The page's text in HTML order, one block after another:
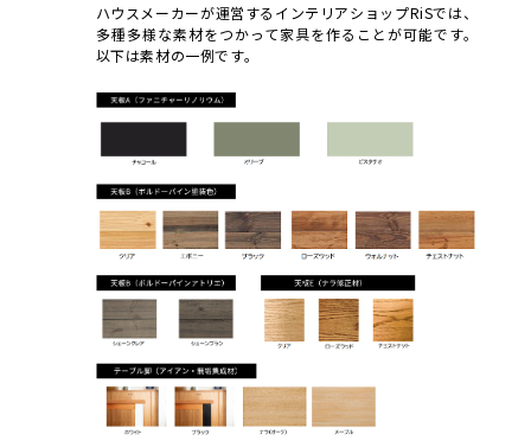
ハウスメーカーが運営するインテリアショップRiSでは、
多種多様な素材をつかって家具を作ることが可能です。
以下は素材の一例です。